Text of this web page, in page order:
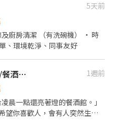
具清洗 💡 內、外場都能學，
✦ ## 💰 薪資待遇 🪙 **
196 元** 🌙 **00:00 後另享每
✦ ## 🎁 員工福利 🎌
✦ ## 🕒 上班時段 🌞 早
🌙 晚班｜17:00－23:00
中正區） 📌 林森南路 1 號
8 號 📌公園路30-1號 ✦
✔ 可配合假日排班 ✔ 願意
5天前
房清潔 （有洗碗機） • 時
操作簡單、環境乾淨、同事友好
一起把客人餵快樂的人類募集/餐酒館外場PT
1週前
晨一點還亮著燈的餐酒館。」